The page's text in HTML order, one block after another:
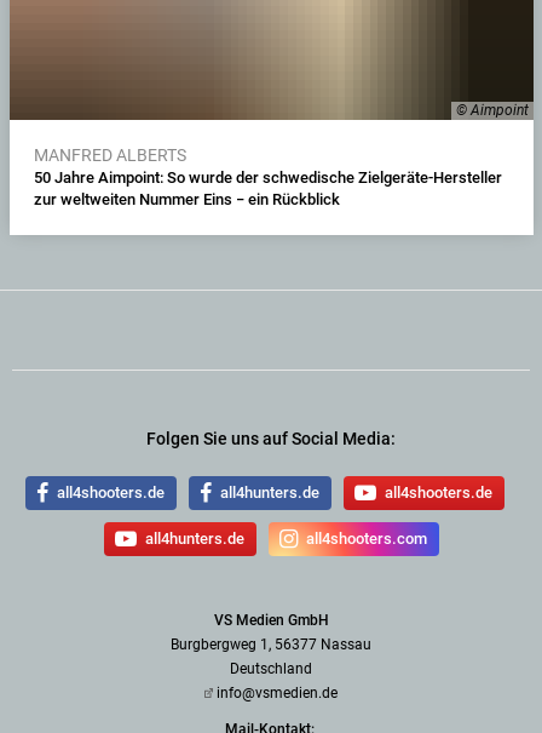
© Aimpoint
MANFRED ALBERTS
50 Jahre Aimpoint: So wurde der schwedische Zielgeräte-Hersteller
zur weltweiten Nummer Eins − ein Rückblick
Folgen Sie uns auf Social Media:
all4shooters.de all4hunters.de all4shooters.de
all4hunters.de all4shooters.com
VS Medien GmbH
Burgbergweg 1, 56377 Nassau
Deutschland
info@vsmedien.de
Mail-Kontakt: